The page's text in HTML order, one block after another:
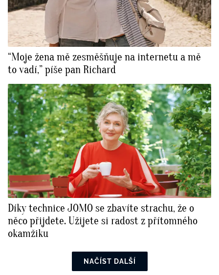
“Moje žena mě zesměšňuje na internetu a mě
to vadí,” píše pan Richard
Díky technice JOMO se zbavíte strachu, že o
něco přijdete. Užijete si radost z přítomného
okamžiku
NAČÍST DALŠÍ